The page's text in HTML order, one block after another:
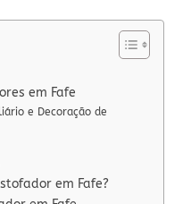
em Fafe
e Decoração de
em Fafe?